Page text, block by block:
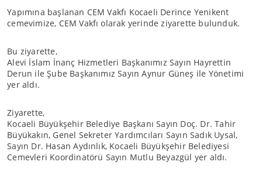
Yapımına başlanan CEM Vakfı Kocaeli Derince Yenikent
cemevimize, CEM Vakfı olarak yerinde ziyarette bulunduk.
Bu ziyarette,
Alevi İslam İnanç Hizmetleri Başkanımız Sayın Hayrettin
Derun ile Şube Başkanımız Sayın Aynur Güneş ile Yönetimi
yer aldı.
Ziyarette,
Kocaeli Büyükşehir Belediye Başkanı Sayın Doç. Dr. Tahir
Büyükakın, Genel Sekreter Yardımcıları Sayın Sadık Uysal,
Sayın Dr. Hasan Aydınlık, Kocaeli Büyükşehir Belediyesi
Cemevleri Koordinatörü Sayın Mutlu Beyazgül yer aldı.